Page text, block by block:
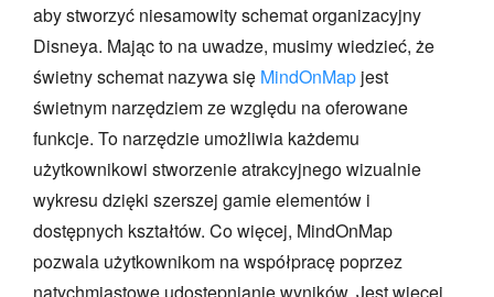
aby stworzyć niesamowity schemat organizacyjny
Disneya. Mając to na uwadze, musimy wiedzieć, że
świetny schemat nazywa się MindOnMap jest
świetnym narzędziem ze względu na oferowane
funkcje. To narzędzie umożliwia każdemu
użytkownikowi stworzenie atrakcyjnego wizualnie
wykresu dzięki szerszej gamie elementów i
dostępnych kształtów. Co więcej, MindOnMap
pozwala użytkownikom na współpracę poprzez